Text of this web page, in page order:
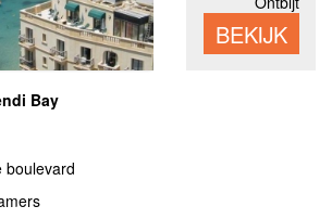
BEKIJK
Bay
boulevard